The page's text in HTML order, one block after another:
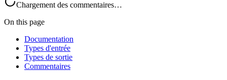
Chargement des commentaires…
On this page
Documentation
Types d'entrée
Types de sortie
Commentaires